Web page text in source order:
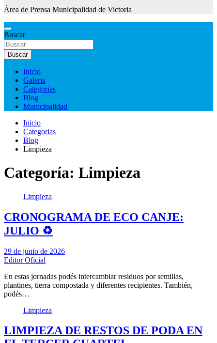
Área de Prensa Municipalidad de Victoria
Buscar
Buscar
Inicio
Galeria
Categorias
Blog
Municipalidad
Inicio
Categorias
Blog
Limpieza
Categoría: Limpieza
Limpieza
CRONOGRAMA DE ECO CANJE:
JULIO ♻️
29 de junio de 2026
Editor Oficial
En estas jornadas podés intercambiar residuos por semillas,
plantines, tierra compostada y diferentes recipientes. También,
podés…
Limpieza
LIMPIEZA DE RESTOS DE PODA EN